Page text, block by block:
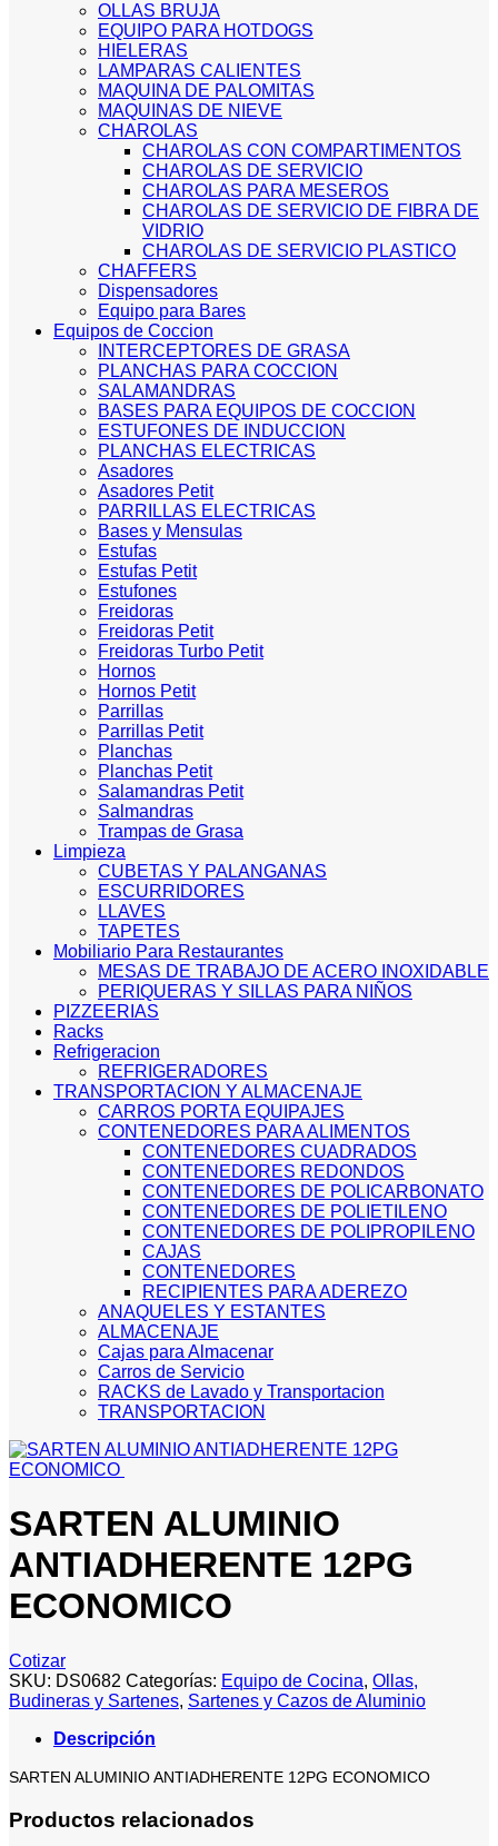
OLLAS BRUJA
EQUIPO PARA HOTDOGS
HIELERAS
LAMPARAS CALIENTES
MAQUINA DE PALOMITAS
MAQUINAS DE NIEVE
CHAROLAS
CHAROLAS CON COMPARTIMENTOS
CHAROLAS DE SERVICIO
CHAROLAS PARA MESEROS
CHAROLAS DE SERVICIO DE FIBRA DE
VIDRIO
CHAROLAS DE SERVICIO PLASTICO
CHAFFERS
Dispensadores
Equipo para Bares
Equipos de Coccion
INTERCEPTORES DE GRASA
PLANCHAS PARA COCCION
SALAMANDRAS
BASES PARA EQUIPOS DE COCCION
ESTUFONES DE INDUCCION
PLANCHAS ELECTRICAS
Asadores
Asadores Petit
PARRILLAS ELECTRICAS
Bases y Mensulas
Estufas
Estufas Petit
Estufones
Freidoras
Freidoras Petit
Freidoras Turbo Petit
Hornos
Hornos Petit
Parrillas
Parrillas Petit
Planchas
Planchas Petit
Salamandras Petit
Salmandras
Trampas de Grasa
Limpieza
CUBETAS Y PALANGANAS
ESCURRIDORES
LLAVES
TAPETES
Mobiliario Para Restaurantes
MESAS DE TRABAJO DE ACERO INOXIDABLE
PERIQUERAS Y SILLAS PARA NIÑOS
PIZZEERIAS
Racks
Refrigeracion
REFRIGERADORES
TRANSPORTACION Y ALMACENAJE
CARROS PORTA EQUIPAJES
CONTENEDORES PARA ALIMENTOS
CONTENEDORES CUADRADOS
CONTENEDORES REDONDOS
CONTENEDORES DE POLICARBONATO
CONTENEDORES DE POLIETILENO
CONTENEDORES DE POLIPROPILENO
CAJAS
CONTENEDORES
RECIPIENTES PARA ADEREZO
ANAQUELES Y ESTANTES
ALMACENAJE
Cajas para Almacenar
Carros de Servicio
RACKS de Lavado y Transportacion
TRANSPORTACION
SARTEN ALUMINIO
ANTIADHERENTE 12PG
ECONOMICO
Cotizar
SKU: DS0682 Categorías: Equipo de Cocina, Ollas,
Budineras y Sartenes, Sartenes y Cazos de Aluminio
Descripción
SARTEN ALUMINIO ANTIADHERENTE 12PG ECONOMICO
Productos relacionados